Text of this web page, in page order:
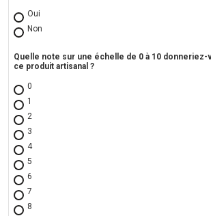
Oui
Non
Quelle note sur une échelle de 0 à 10 donneriez-
ce produit artisanal ?
0
1
2
3
4
5
6
7
8